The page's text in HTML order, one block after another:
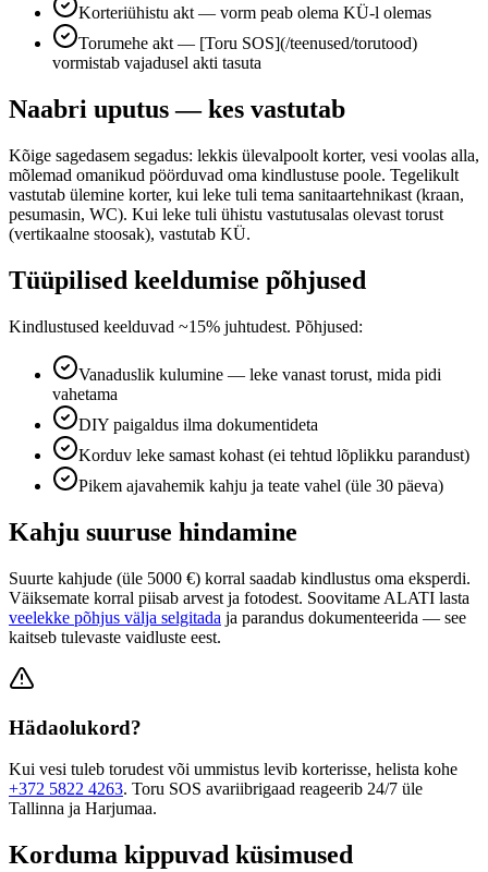
Korteriühistu akt — vorm peab olema KÜ-l olemas
Torumehe akt — [Toru SOS](/teenused/torutood)
vormistab vajadusel akti tasuta
Naabri uputus — kes vastutab
Kõige sagedasem segadus: lekkis ülevalpoolt korter, vesi voolas alla,
mõlemad omanikud pöörduvad oma kindlustuse poole. Tegelikult
vastutab ülemine korter, kui leke tuli tema sanitaartehnikast (kraan,
pesumasin, WC). Kui leke tuli ühistu vastutusalas olevast torust
(vertikaalne stoosak), vastutab KÜ.
Tüüpilised keeldumise põhjused
Kindlustused keelduvad ~15% juhtudest. Põhjused:
Vanaduslik kulumine — leke vanast torust, mida pidi
vahetama
DIY paigaldus ilma dokumentideta
Korduv leke samast kohast (ei tehtud lõplikku parandust)
Pikem ajavahemik kahju ja teate vahel (üle 30 päeva)
Kahju suuruse hindamine
Suurte kahjude (üle 5000 €) korral saadab kindlustus oma eksperdi.
Väiksemate korral piisab arvest ja fotodest. Soovitame ALATI lasta
veelekke põhjus välja selgitada ja parandus dokumenteerida — see
kaitseb tulevaste vaidluste eest.
Hädaolukord?
Kui vesi tuleb torudest või ummistus levib korterisse, helista kohe
+372 5822 4263. Toru SOS avariibrigaad reageerib 24/7 üle
Tallinna ja Harjumaa.
Korduma kippuvad küsimused